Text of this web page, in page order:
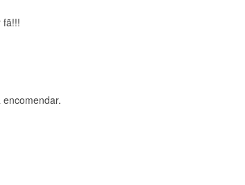
fã!!!